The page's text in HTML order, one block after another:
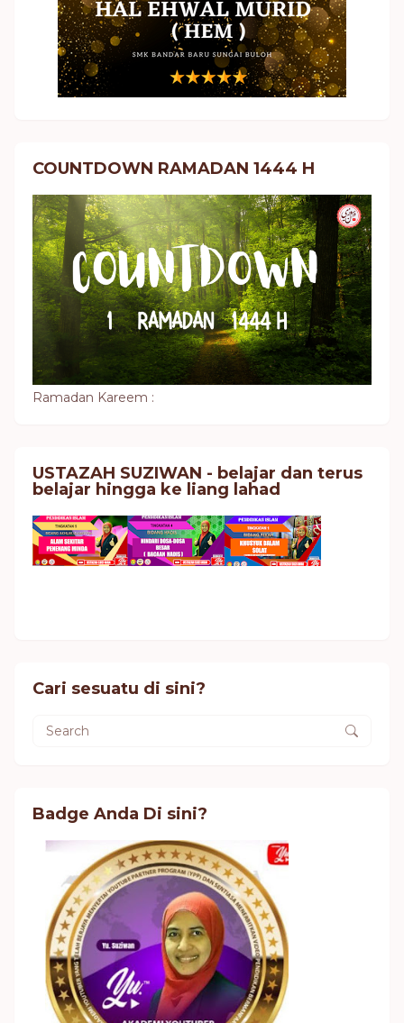
COUNTDOWN RAMADAN 1444 H
Ramadan Kareem :
USTAZAH SUZIWAN - belajar dan terus
belajar hingga ke liang lahad
Cari sesuatu di sini?
Badge Anda Di sini?